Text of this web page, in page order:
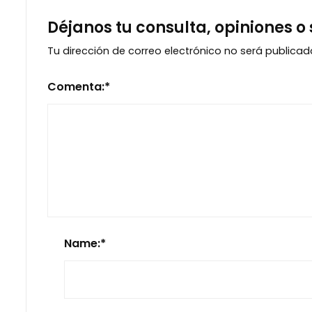
Déjanos tu consulta, opiniones
Tu dirección de correo electrónico no será
Comenta:*
Name:*